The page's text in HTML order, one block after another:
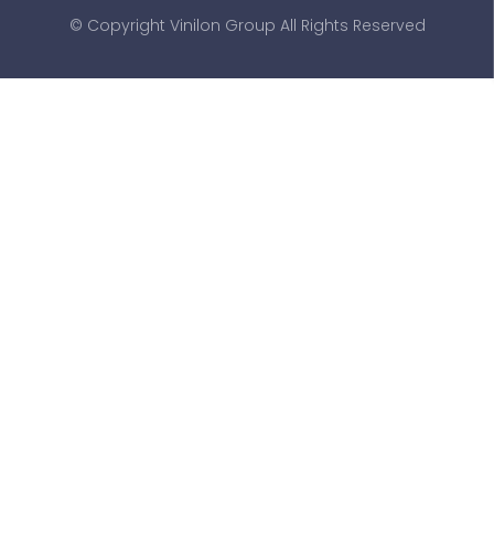
© Copyright Vinilon Group All Rights Reserved